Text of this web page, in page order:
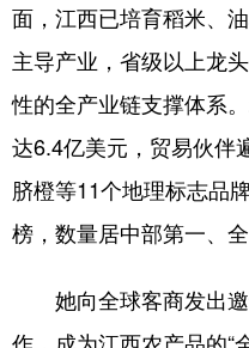
Русский язык
Deutsch Português
面，江西已培育稻米、
主导产业，省级以上龙
性的全产业链支撑体系
达6.4亿美元，贸易伙伴
脐橙等11个地理标志品
榜，数量居中部第一、全
她向全球客商发出邀